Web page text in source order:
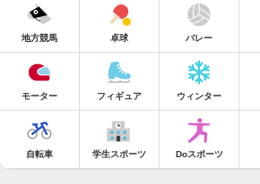
地方競馬 卓球 バレー
モーター フィギュア ウィンター
自転車 学生スポーツ Doスポーツ